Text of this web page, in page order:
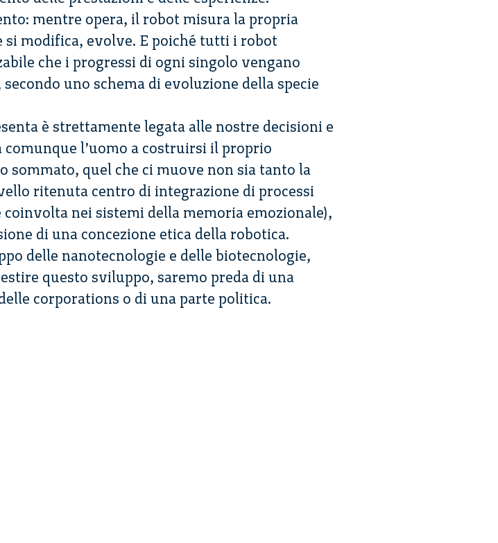
mentre opera, il robot misura la propria
si modifica, evolve. E poiché tutti i robot
che i progressi di ogni singolo vengano
uno schema di evoluzione della specie
è strettamente legata alle nostre decisioni e
comunque l’uomo a costruirsi il proprio
sommato, quel che ci muove non sia tanto la
ritenuta centro di integrazione di processi
nei sistemi della memoria emozionale),
di una concezione etica della robotica.
delle nanotecnologie e delle biotecnologie,
questo sviluppo, saremo preda di una
corporations o di una parte politica.